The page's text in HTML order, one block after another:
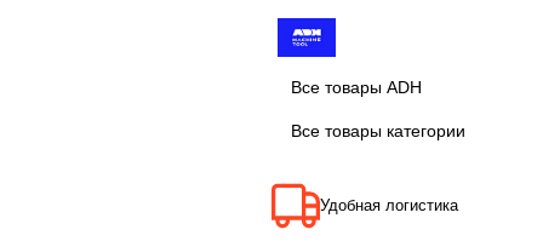
Все товары ADH
Все товары категории
Удобная логистика